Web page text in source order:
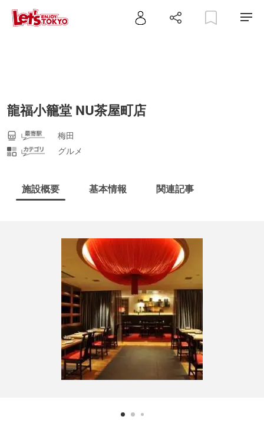
龍福小籠堂 NU茶屋町店
梅田
グルメ
施設概要 基本情報 関連記事